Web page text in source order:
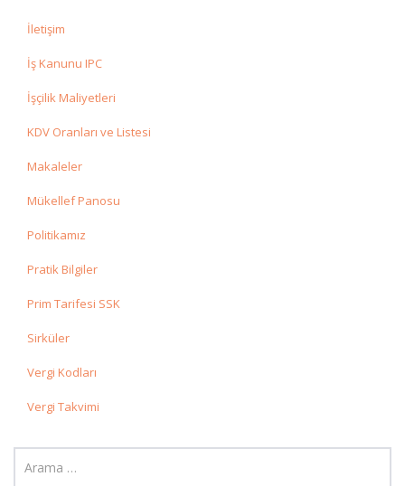
İletişim
İş Kanunu IPC
İşçilik Maliyetleri
KDV Oranları ve Listesi
Makaleler
Mükellef Panosu
Politikamız
Pratik Bilgiler
Prim Tarifesi SSK
Sirküler
Vergi Kodları
Vergi Takvimi